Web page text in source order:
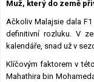
Muž, který do země
Ačkoliv Malajsie dala
definitivní rozluku. V
kalendáře, snad už v
Klíčovým faktorem v
Mahathira bin